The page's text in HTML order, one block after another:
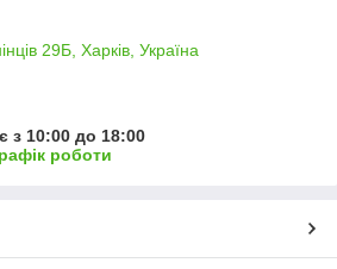
29Б, Харків, Україна
з 10:00 до 18:00
роботи